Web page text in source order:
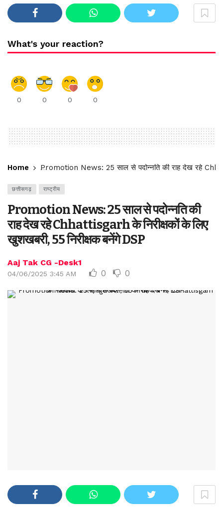
What's your reaction?
0 0 0 0
Home Promotion News: 25 साल से पदोन्नति की राह देख रहे
छत्तीसगढ़ राष्ट्रीय
Promotion News: 25 साल से पदोन्नति की
राह देख रहे Chhattisgarh के निरीक्षकों के लिए
खुशखबरी, 55 निरीक्षक बनेंगे DSP
Aaj Tak CG -Desk1
04/06/2025 3:45 AM 0 0